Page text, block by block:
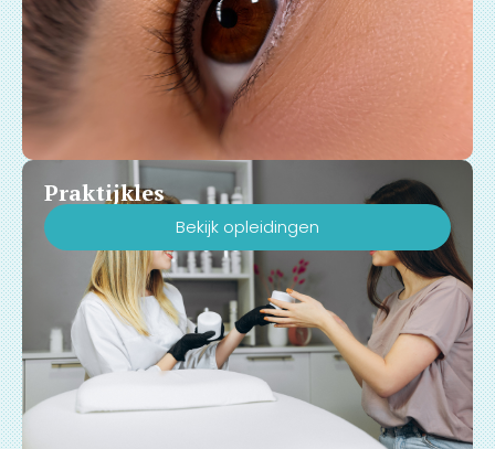
Praktijkles
Bekijk opleidingen